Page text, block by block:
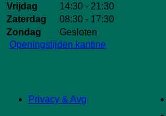
Vrijdag
14:30 - 21:30
Zaterdag
08:30 - 17:30
Zondag
Gesloten
Openingstijden kantine
Privacy & Avg